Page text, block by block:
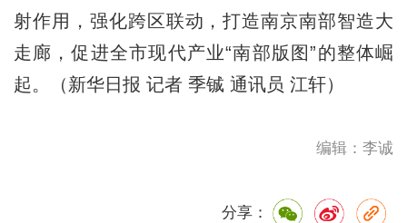
射作用，强化跨区联动，打造南京南部智造大
走廊，促进全市现代产业“南部版图”的整体崛
起。（新华日报 记者 季铖 通讯员 江轩）
编辑：李诚
分享：